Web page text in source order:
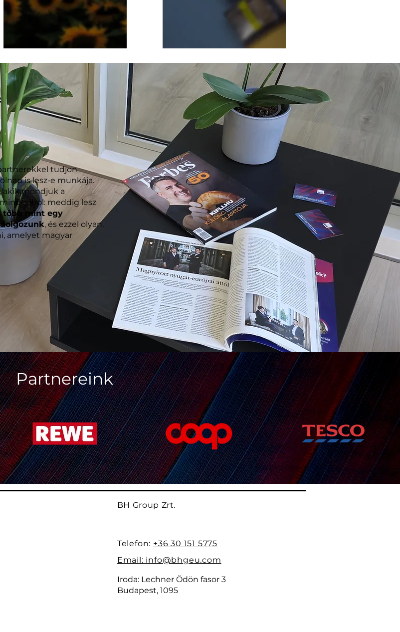
Bővebben Bővebben
tudjon
is lesz-e munkája.
akik mondjuk a
meddig lesz
több mint egy
, és ezzel olyan,
amelyet magyar
Partnereink
BH Group Zrt.
Telefon: +36 30 151 5775
Email: info@bhgeu.com
Iroda: Lechner Ödön fasor 3
Budapest, 1095